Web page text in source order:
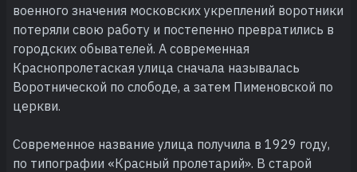
военного значения московских укреплений воротники
потеряли свою работу и постепенно превратились в
городских обывателей. А современная
Краснопролетаская улица сначала называлась
Воротнической по слободе, а затем Пименовской по
церкви.
Современное название улица получила в 1929 году,
по типографии «Красный пролетарий». В старой